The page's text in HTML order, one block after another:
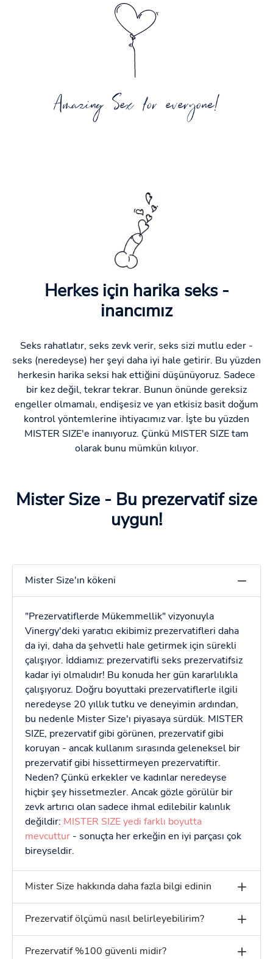
Amazing Sex for everyone!
Herkes için harika seks -
inancımız
Seks rahatlatır, seks zevk verir, seks sizi mutlu eder -
seks (neredeyse) her şeyi daha iyi hale getirir. Bu yüzden
herkesin harika seksi hak ettiğini düşünüyoruz. Sadece
bir kez değil, tekrar tekrar. Bunun önünde gereksiz
engeller olmamalı, endişesiz ve yan etkisiz basit doğum
kontrol yöntemlerine ihtiyacımız var. İşte bu yüzden
MISTER SIZE'e inanıyoruz. Çünkü MISTER SIZE tam
olarak bunu mümkün kılıyor.
Mister Size - Bu prezervatif size
uygun!
Mister Size'ın kökeni
"Prezervatiflerde Mükemmellik" vizyonuyla
Vinergy'deki yaratıcı ekibimiz prezervatifleri daha
da iyi, daha da şehvetli hale getirmek için sürekli
çalışıyor. İddiamız: prezervatifli seks prezervatifsiz
kadar iyi olmalıdır! Bu konuda her gün kararlılıkla
çalışıyoruz. Doğru boyuttaki prezervatiflerle ilgili
neredeyse 20 yıllık tutku ve deneyimin ardından,
bu nedenle Mister Size'ı piyasaya sürdük. MISTER
SIZE, prezervatif gibi görünen, prezervatif gibi
koruyan - ancak kullanım sırasında geleneksel bir
prezervatif gibi hissettirmeyen prezervatiftir.
Neden? Çünkü erkekler ve kadınlar neredeyse
hiçbir şey hissetmezler. Ancak gözle görülür bir
zevk artırıcı olan sadece ihmal edilebilir kalınlık
değildir: MISTER SIZE yedi farklı boyutta
mevcuttur - sonuçta her erkeğin en iyi parçası çok
bireyseldir.
Mister Size hakkında daha fazla bilgi edinin
Prezervatif ölçümü nasıl belirleyebilirim?
Prezervatif %100 güvenli midir?